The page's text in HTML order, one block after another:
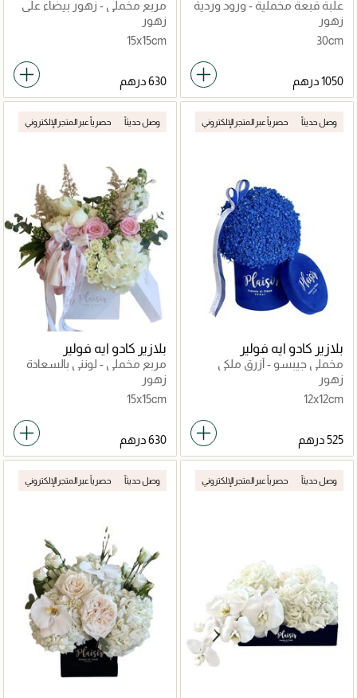
علبة قبعة مخملية - ورود وردية
على خلفية وردية
زهور
30cm
مربع مخملي - زهور بيضاء على
خلفية رمادية
زهور
15x15cm
وصل حديثاً حصرياً عبر المتجر الإلكتروني
بلازير كادو ايه فولير
مخملي جيبسو - أزرق ملكي
زهور
12x12cm
وصل حديثاً حصرياً عبر المتجر الإلكتروني
بلازير كادو ايه فولير
مربع مخملي - لونني بالسعادة
زهور
15x15cm
وصل حديثاً حصرياً عبر المتجر الإلكتروني وصل حديثاً حصرياً عبر المتجر الإلكتروني